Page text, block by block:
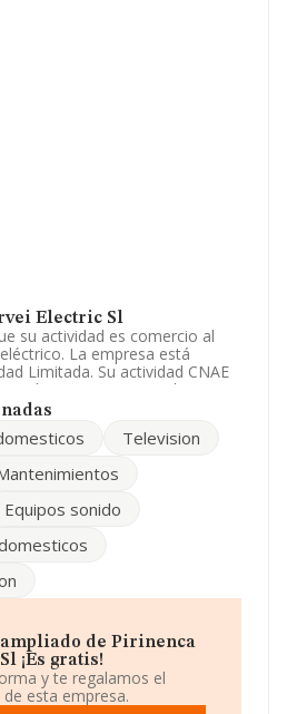
Electric Sl
su actividad es comercio al
La empresa está
Limitada. Su actividad CNAE
de maquinaria para la
de coser y tricotar' con
ha sido el mismo con respecto
ha estado por encima de la
perdido hasta 77 puestos en
730 al 807. En el ranking del
yEckert & Ziegler Iberia S.L
la empresa antes de
Group S.L. En el
7.253 puestos pasando del
Television
Equipos sonido
de Pirinenca
¡Es gratis!
y te regalamos el
esta empresa.